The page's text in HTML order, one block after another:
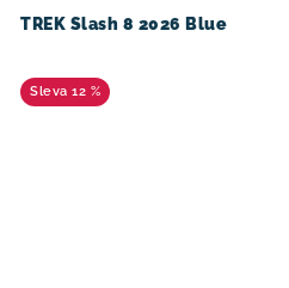
TREK Slash 8 2026 Blue
12 %